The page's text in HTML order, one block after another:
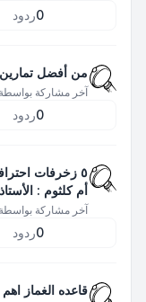
0ردود
من أفضل
آخر مشاركة بواسطة
0ردود
٥ زخرفات
أم كلثوم :
آخر مشاركة بواسطة
0ردود
قاعده الغماز